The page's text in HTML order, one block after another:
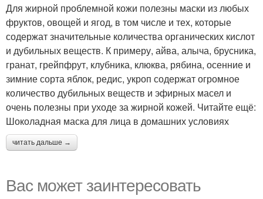
Для жирной проблемной кожи полезны маски из любых
фруктов, овощей и ягод, в том числе и тех, которые
содержат значительные количества органических кислот
и дубильных веществ. К примеру, айва, алыча, брусника,
гранат, грейпфрут, клубника, клюква, рябина, осенние и
зимние сорта яблок, редис, укроп содержат огромное
количество дубильных веществ и эфирных масел и
очень полезны при уходе за жирной кожей. Читайте ещё:
Шоколадная маска для лица в домашних условиях
читать дальше →
Вас может заинтересовать